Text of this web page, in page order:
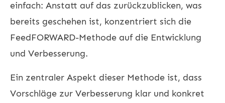
einfach: Anstatt auf das zurückzublicken, was
bereits geschehen ist, konzentriert sich die
FeedFORWARD-Methode auf die Entwicklung
und Verbesserung.
Ein zentraler Aspekt dieser Methode ist, dass
Vorschläge zur Verbesserung klar und konkret